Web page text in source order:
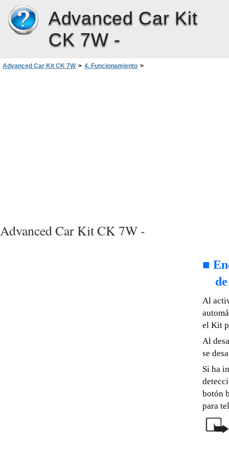
Advanced Car Kit
CK 7W -
Advanced Car Kit CK 7W > 4. Funcionamiento >
Advanced Car Kit CK 7W -
■
Al
el Kit
Al
se
Si ha
botón
para